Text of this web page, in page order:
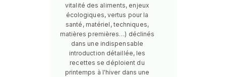
vitalité des aliments, enjeux
écologiques, vertus pour la
santé, matériel, techniques,
matières premières…) déclinés
dans une indispensable
introduction détaillée, les
recettes se déploient du
printemps à l'hiver dans une